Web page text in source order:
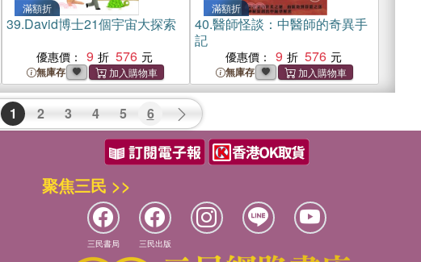
滿額折
39.David博士21個宇宙大探索
優惠價： 9 576
無庫存
滿額折
40.醫師怪談：中醫師的奇異手
記
優惠價： 9 576
無庫存
1 2 3 4 5 6
聚焦三民 >>
三民書局 三民出版